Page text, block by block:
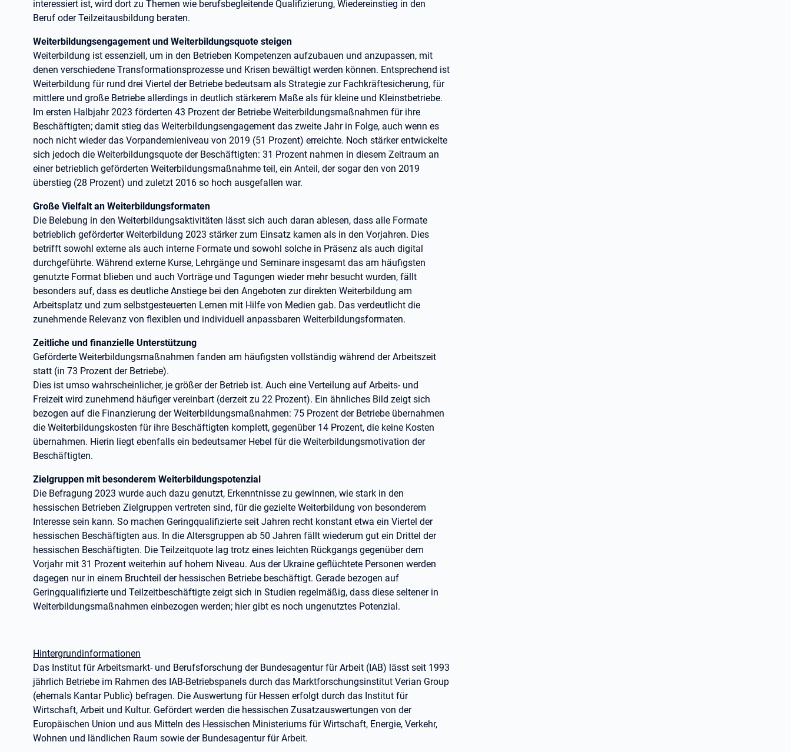
interessiert ist, wird dort zu Themen wie berufsbegleitende Qualifizierung, Wiedereinstieg in den
Beruf oder Teilzeitausbildung beraten.
Weiterbildungsengagement und Weiterbildungsquote steigen
Weiterbildung ist essenziell, um in den Betrieben Kompetenzen aufzubauen und anzupassen, mit
denen verschiedene Transformationsprozesse und Krisen bewältigt werden können. Entsprechend ist
Weiterbildung für rund drei Viertel der Betriebe bedeutsam als Strategie zur Fachkräftesicherung, für
mittlere und große Betriebe allerdings in deutlich stärkerem Maße als für kleine und Kleinstbetriebe.
Im ersten Halbjahr 2023 förderten 43 Prozent der Betriebe Weiterbildungsmaßnahmen für ihre
Beschäftigten; damit stieg das Weiterbildungsengagement das zweite Jahr in Folge, auch wenn es
noch nicht wieder das Vorpandemieniveau von 2019 (51 Prozent) erreichte. Noch stärker entwickelte
sich jedoch die Weiterbildungsquote der Beschäftigten: 31 Prozent nahmen in diesem Zeitraum an
einer betrieblich geförderten Weiterbildungsmaßnahme teil, ein Anteil, der sogar den von 2019
überstieg (28 Prozent) und zuletzt 2016 so hoch ausgefallen war.
Große Vielfalt an Weiterbildungsformaten
Die Belebung in den Weiterbildungsaktivitäten lässt sich auch daran ablesen, dass alle Formate
betrieblich geförderter Weiterbildung 2023 stärker zum Einsatz kamen als in den Vorjahren. Dies
betrifft sowohl externe als auch interne Formate und sowohl solche in Präsenz als auch digital
durchgeführte. Während externe Kurse, Lehrgänge und Seminare insgesamt das am häufigsten
genutzte Format blieben und auch Vorträge und Tagungen wieder mehr besucht wurden, fällt
besonders auf, dass es deutliche Anstiege bei den Angeboten zur direkten Weiterbildung am
Arbeitsplatz und zum selbstgesteuerten Lernen mit Hilfe von Medien gab. Das verdeutlicht die
zunehmende Relevanz von flexiblen und individuell anpassbaren Weiterbildungsformaten.
Zeitliche und finanzielle Unterstützung
Geförderte Weiterbildungsmaßnahmen fanden am häufigsten vollständig während der Arbeitszeit
statt (in 73 Prozent der Betriebe).
Dies ist umso wahrscheinlicher, je größer der Betrieb ist. Auch eine Verteilung auf Arbeits- und
Freizeit wird zunehmend häufiger vereinbart (derzeit zu 22 Prozent). Ein ähnliches Bild zeigt sich
bezogen auf die Finanzierung der Weiterbildungsmaßnahmen: 75 Prozent der Betriebe übernahmen
die Weiterbildungskosten für ihre Beschäftigten komplett, gegenüber 14 Prozent, die keine Kosten
übernahmen. Hierin liegt ebenfalls ein bedeutsamer Hebel für die Weiterbildungsmotivation der
Beschäftigten.
Zielgruppen mit besonderem Weiterbildungspotenzial
Die Befragung 2023 wurde auch dazu genutzt, Erkenntnisse zu gewinnen, wie stark in den
hessischen Betrieben Zielgruppen vertreten sind, für die gezielte Weiterbildung von besonderem
Interesse sein kann. So machen Geringqualifizierte seit Jahren recht konstant etwa ein Viertel der
hessischen Beschäftigten aus. In die Altersgruppen ab 50 Jahren fällt wiederum gut ein Drittel der
hessischen Beschäftigten. Die Teilzeitquote lag trotz eines leichten Rückgangs gegenüber dem
Vorjahr mit 31 Prozent weiterhin auf hohem Niveau. Aus der Ukraine geflüchtete Personen werden
dagegen nur in einem Bruchteil der hessischen Betriebe beschäftigt. Gerade bezogen auf
Geringqualifizierte und Teilzeitbeschäftigte zeigt sich in Studien regelmäßig, dass diese seltener in
Weiterbildungsmaßnahmen einbezogen werden; hier gibt es noch ungenutztes Potenzial.
Hintergrundinformationen
Das Institut für Arbeitsmarkt- und Berufsforschung der Bundesagentur für Arbeit (IAB) lässt seit 1993
jährlich Betriebe im Rahmen des IAB-Betriebspanels durch das Marktforschungsinstitut Verian Group
(ehemals Kantar Public) befragen. Die Auswertung für Hessen erfolgt durch das Institut für
Wirtschaft, Arbeit und Kultur. Gefördert werden die hessischen Zusatzauswertungen von der
Europäischen Union und aus Mitteln des Hessischen Ministeriums für Wirtschaft, Energie, Verkehr,
Wohnen und ländlichen Raum sowie der Bundesagentur für Arbeit.